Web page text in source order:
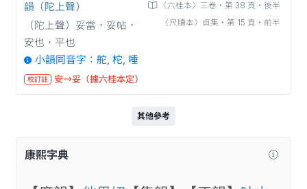
〈六桂本〉三卷‧第 38 頁‧後半
〈尺牘本〉貞集‧第 15 頁‧前半
韻（陀上聲）
（陀上聲）妥當，妥帖，
安也，平也
小韻同音字：舵, 柁, 唾
校訂註 安→妥（據六桂本定）
其他參考
康熙字典